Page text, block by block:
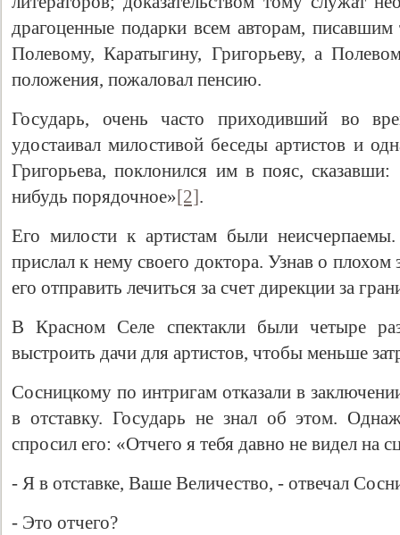
драгоценные подарки всем авторам,
Полевому, Каратыгину, Григорьеву, а
положения, пожаловал пенсию.
Государь, очень часто приходивший во
удостаивал милостивой беседы артистов и
Григорьева, поклонился им в пояс,
нибудь порядочное»[2].
Его милости к артистам были
прислал к нему своего доктора. Узнав о
его отправить лечиться за счет дирекции за
В Красном Селе спектакли были четыре
выстроить дачи для артистов, чтобы меньше
Сосницкому по интригам отказали в
в отставку. Государь не знал об этом.
спросил его: «Отчего я тебя давно не видел на
- Я в отставке, Ваше Величество, - отвечал
- Это отчего?